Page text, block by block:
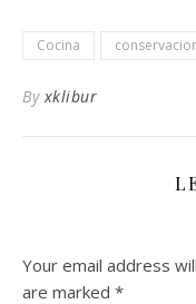
Cocina
Byxklibur
Your email address
are marked *